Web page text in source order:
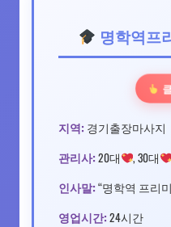
명학역프
지역: 경기출장마사지
관리사: 20대 , 30대
인사말: “명학역 프리
영업시간: 24시간